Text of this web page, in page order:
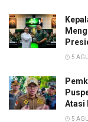
5
Atasi
5